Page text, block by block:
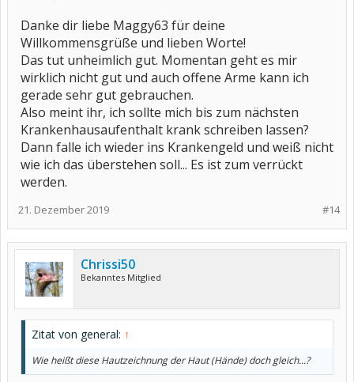
Danke dir liebe Maggy63 für deine
Willkommensgrüße und lieben Worte!
Das tut unheimlich gut. Momentan geht es mir
wirklich nicht gut und auch offene Arme kann ich
gerade sehr gut gebrauchen.
Also meint ihr, ich sollte mich bis zum nächsten
Krankenhausaufenthalt krank schreiben lassen?
Dann falle ich wieder ins Krankengeld und weiß nicht
wie ich das überstehen soll... Es ist zum verrückt
werden.
#14
21. Dezember 2019
Chrissi50
Bekanntes Mitglied
Zitat von general: ↑
Wie heißt diese Hautzeichnung der Haut (Hände) doch gleich...?